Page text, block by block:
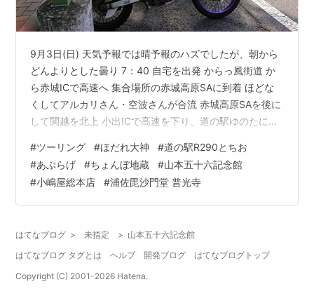
9月3日(日) 天気予報では晴予報のハズでしたが、朝から
どんよりとした曇り 7：40 自宅を出発 からっ風街道 か
ら赤城ICで高速へ 集合場所の赤城高原SAに到着 ほどな
くしてアルカリさん・空波さんが合流 赤城高原SAを後に
して関越を北上 小出ICで高速を下り、道の駅ゆのたにで
ほとんどノーマルの車両は無く、各々にカスタムされた
カブを軽く眺めつつ ゆのたにを出発して入広瀬方面へ 到
着した先は ほだれ大神 今年は案内板が新設され 詳しい
由来を知ることができました(笑) ほだれ大神を後にして
#ツーリング #ほだれ大神 #道の駅R290とちお
#あぶらげ #ちょんぼ地蔵 #山本五十六記念館
#小嶋屋総本店 #浦佐毘沙門堂 普光寺
はてなブログ > 未指定 > 山本五十六記念館
はてなブログ タグとは
ヘルプ 開発ブログ
はてなブログトップ
Copyright (C) 2001-2026 Hatena.